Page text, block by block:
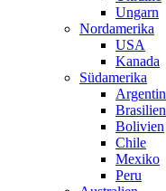
Ungarn
Nordamerika
USA
Kanada
Südamerika
Brasilien
Bolivien
Chile
Mexiko
Peru